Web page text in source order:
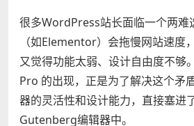
很多WordPress站长面临一个两难
（如Elementor）会拖慢网站速
又觉得功能太弱、设计自由度不够
Pro 的出现，正是为了解决这个
器的灵活性和设计能力，直接塞进
Gutenberg编辑器中。